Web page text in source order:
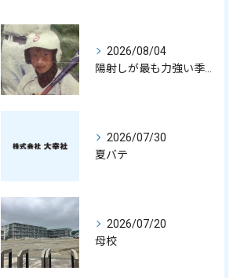
2026/08/04
2026/07/30
夏バテ
2026/07/20
母校